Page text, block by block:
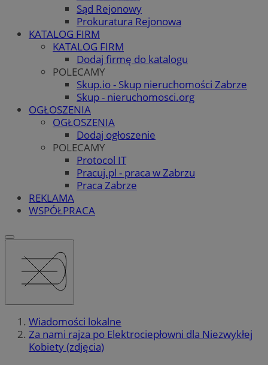
Sąd Rejonowy
Prokuratura Rejonowa
KATALOG FIRM
KATALOG FIRM
Dodaj firmę do katalogu
POLECAMY
Skup.io - Skup nieruchomości Zabrze
Skup - nieruchomosci.org
OGŁOSZENIA
OGŁOSZENIA
Dodaj ogłoszenie
POLECAMY
Protocol IT
Pracuj.pl - praca w Zabrzu
Praca Zabrze
REKLAMA
WSPÓŁPRACA
Wiadomości lokalne
Za nami rajza po Elektrociepłowni dla Niezwykłej
Kobiety (zdjęcia)